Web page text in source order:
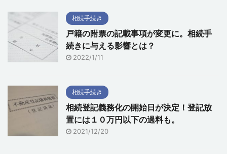
相続手続き
戸籍の附票の記載事項が変更に。相続手
続きに与える影響とは？
2022/1/11
相続手続き
相続登記義務化の開始日が決定！登記放
置には１０万円以下の過料も。
2021/12/20